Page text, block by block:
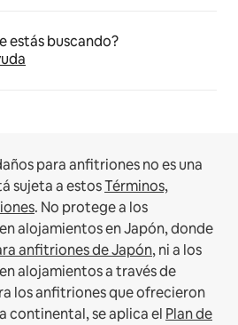
estás buscando?
para anfitriones no es una
sujeta a estosTérminos,
. No protege a los
alojamientos en Japón, donde
anfitriones de Japón, ni a los
alojamientos a través de
los anfitriones que ofrecieron
continental, se aplica el Plan de